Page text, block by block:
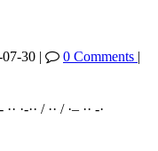
07-30 | 0 Comments |
·· ·-·· / ·· / ·– ·· -·